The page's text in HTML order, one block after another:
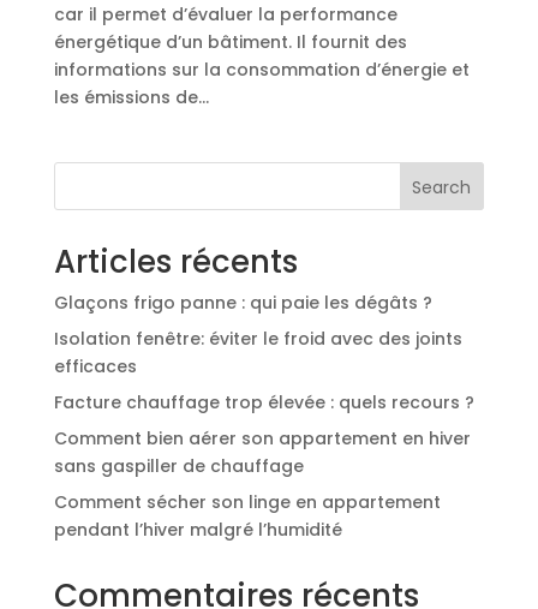
car il permet d’évaluer la performance
énergétique d’un bâtiment. Il fournit des
informations sur la consommation d’énergie et
les émissions de...
Search
Articles récents
Glaçons frigo panne : qui paie les dégâts ?
Isolation fenêtre: éviter le froid avec des joints
efficaces
Facture chauffage trop élevée : quels recours ?
Comment bien aérer son appartement en hiver
sans gaspiller de chauffage
Comment sécher son linge en appartement
pendant l’hiver malgré l’humidité
Commentaires récents